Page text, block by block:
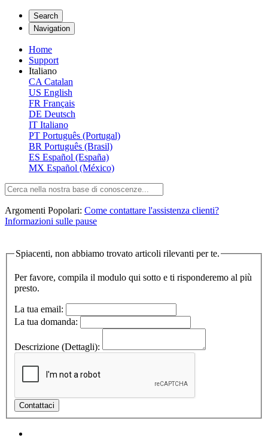
Search
Navigation
Home
Support
Italiano
CA Catalan
US English
FR Français
DE Deutsch
IT Italiano
PT Português (Portugal)
BR Português (Brasil)
ES Español (España)
MX Español (México)
Argomenti Popolari: Come contattare l'assistenza clienti?
Informazioni sulle pause
Spiacenti, non abbiamo trovato articoli rilevanti per te.
Per favore, compila il modulo qui sotto e ti risponderemo al più
presto.
La tua email:
La tua domanda:
Descrizione (Dettagli):